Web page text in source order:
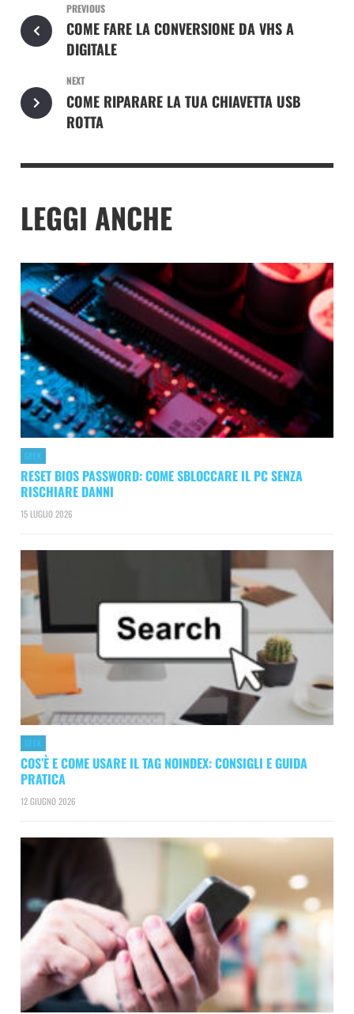
PREVIOUS
COME FARE LA CONVERSIONE DA VHS A
DIGITALE
NEXT
COME RIPARARE LA TUA CHIAVETTA USB
ROTTA
LEGGI ANCHE
GEEK
RESET BIOS PASSWORD: COME SBLOCCARE IL PC SENZA
RISCHIARE DANNI
15 LUGLIO 2026
GEEK
COS’È E COME USARE IL TAG NOINDEX: CONSIGLI E GUIDA
PRATICA
12 GIUGNO 2026